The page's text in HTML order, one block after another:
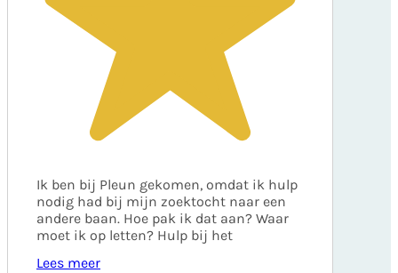
Ik ben bij Pleun gekomen, omdat ik hulp
nodig had bij mijn zoektocht naar een
andere baan. Hoe pak ik dat aan? Waar
moet ik op letten? Hulp bij het
Lees meer